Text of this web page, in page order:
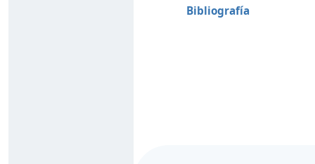
Bibliografía